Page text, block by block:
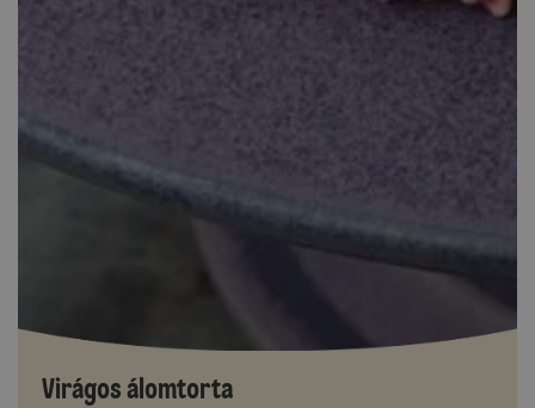
Virágos álomtorta